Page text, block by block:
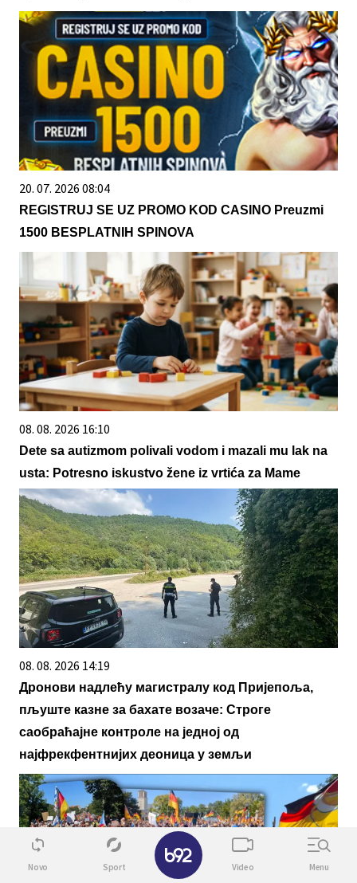
20. 07. 2026 08:04
REGISTRUJ SE UZ PROMO KOD CASINO Preuzmi
1500 BESPLATNIH SPINOVA
08. 08. 2026 16:10
Dete sa autizmom polivali vodom i mazali mu lak na
usta: Potresno iskustvo žene iz vrtića za Mame
08. 08. 2026 14:19
Дронови надлећу магистралу код Пријепоља,
пљуште казне за бахате возаче: Строге
саобраћајне контроле на једној од
најфрекфентнијих деоница у земљи
Novo Sport Video Menu
✕